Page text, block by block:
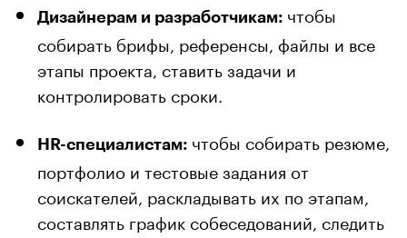
Дизайнерам и разработчикам: чтобы
собирать брифы, референсы, файлы и все
этапы проекта, ставить задачи и
контролировать сроки.
HR-специалистам: чтобы собирать резюме,
портфолио и тестовые задания от
соискателей, раскладывать их по этапам,
составлять график собеседований, следить